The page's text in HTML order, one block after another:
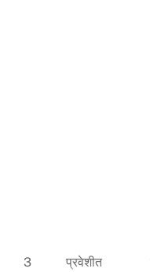
3
प्रवेशीत